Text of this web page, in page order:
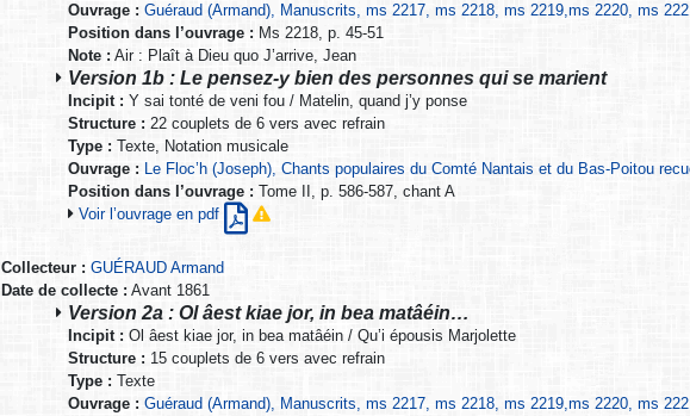
Ouvrage : Guéraud (Armand), Manuscrits, ms 2217, ms 2218, ms 2219,ms 2220, ms
Position dans l’ouvrage : Ms 2218, p. 45-51
Note : Air : Plaît à Dieu quo J’arrive, Jean
Version 1b : Le pensez-y bien des personnes qui se marient
Incipit : Y sai tonté de veni fou / Matelin, quand j’y ponse
Structure :22 couplets de 6 vers avec refrain
Type : Texte, Notation musicale
Ouvrage : Le Floc’h (Joseph), Chants populaires du Comté Nantais et du Bas-Poitou
Position dans l’ouvrage : Tome II, p. 586-587, chant A
Voir l’ouvrage en pdf
Collecteur : GUÉRAUD Armand
Date de collecte : Avant 1861
Version 2a : Ol âest kiae jor, in bea matâéin…
Incipit : Ol âest kiae jor, in bea matâéin / Qu’i épousis Marjolette
Structure :15 couplets de 6 vers avec refrain
Type : Texte
Ouvrage : Guéraud (Armand), Manuscrits, ms 2217, ms 2218, ms 2219,ms 2220, ms